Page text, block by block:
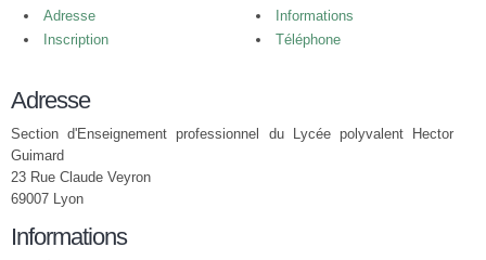
Adresse
Informations
Inscription
Téléphone
Adresse
Section d'Enseignement professionnel du Lycée polyvalent Hector
Guimard
23 Rue Claude Veyron
69007 Lyon
Informations